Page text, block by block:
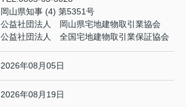
岡山県知事 (4) 第5351号
公益社団法人 岡山県宅地建物取引業協会
公益社団法人 全国宅地建物取引業保証協会
2026年08月05日
2026年08月19日